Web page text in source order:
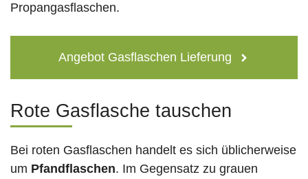
Propangasflaschen.
Angebot Gasflaschen Lieferung
Rote Gasflasche tauschen
Bei roten Gasflaschen handelt es sich üblicherweise
um Pfandflaschen. Im Gegensatz zu grauen